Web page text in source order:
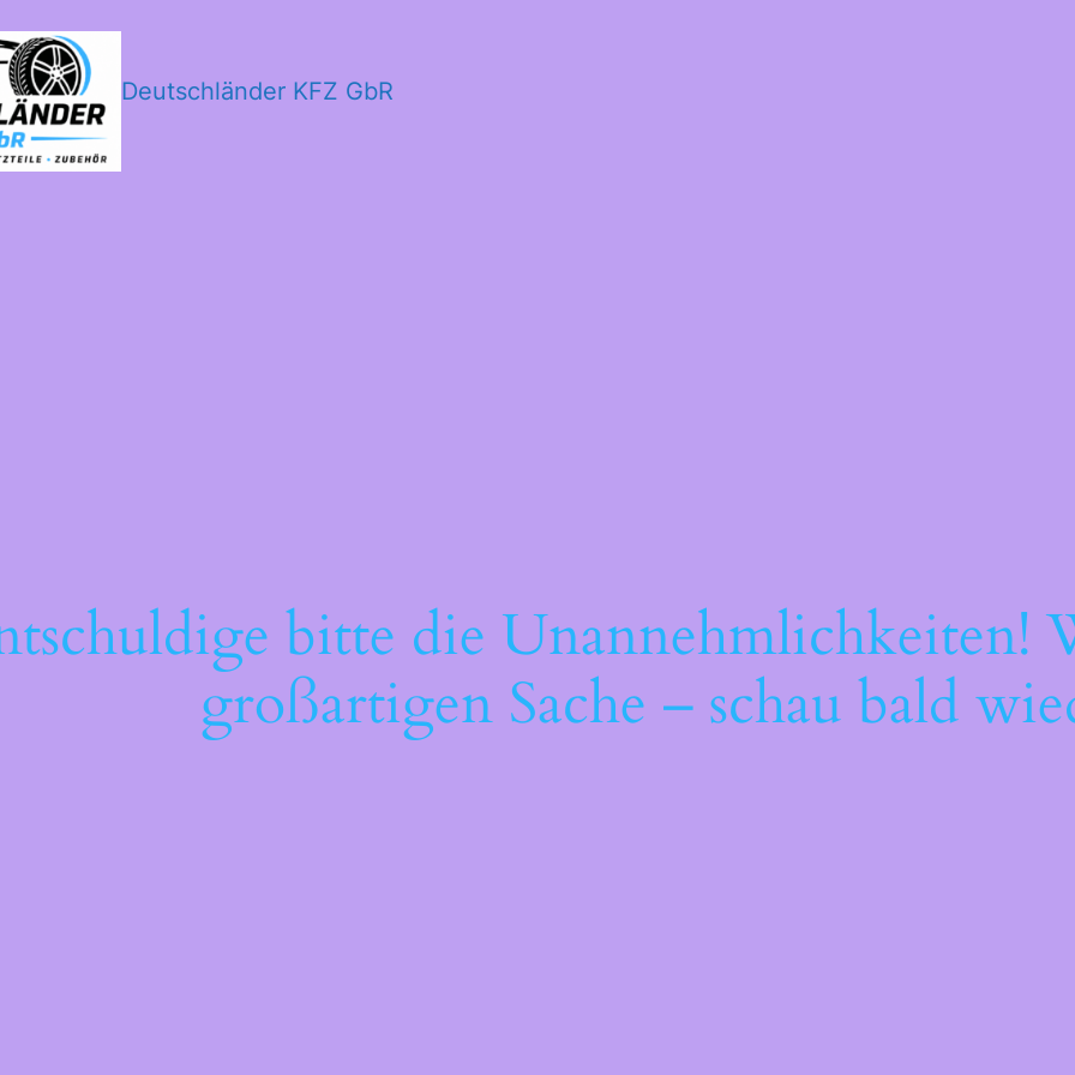
Deutschländer KFZ GbR
bitte die Unannehmlichkeiten!
großartigen Sache – schau bald